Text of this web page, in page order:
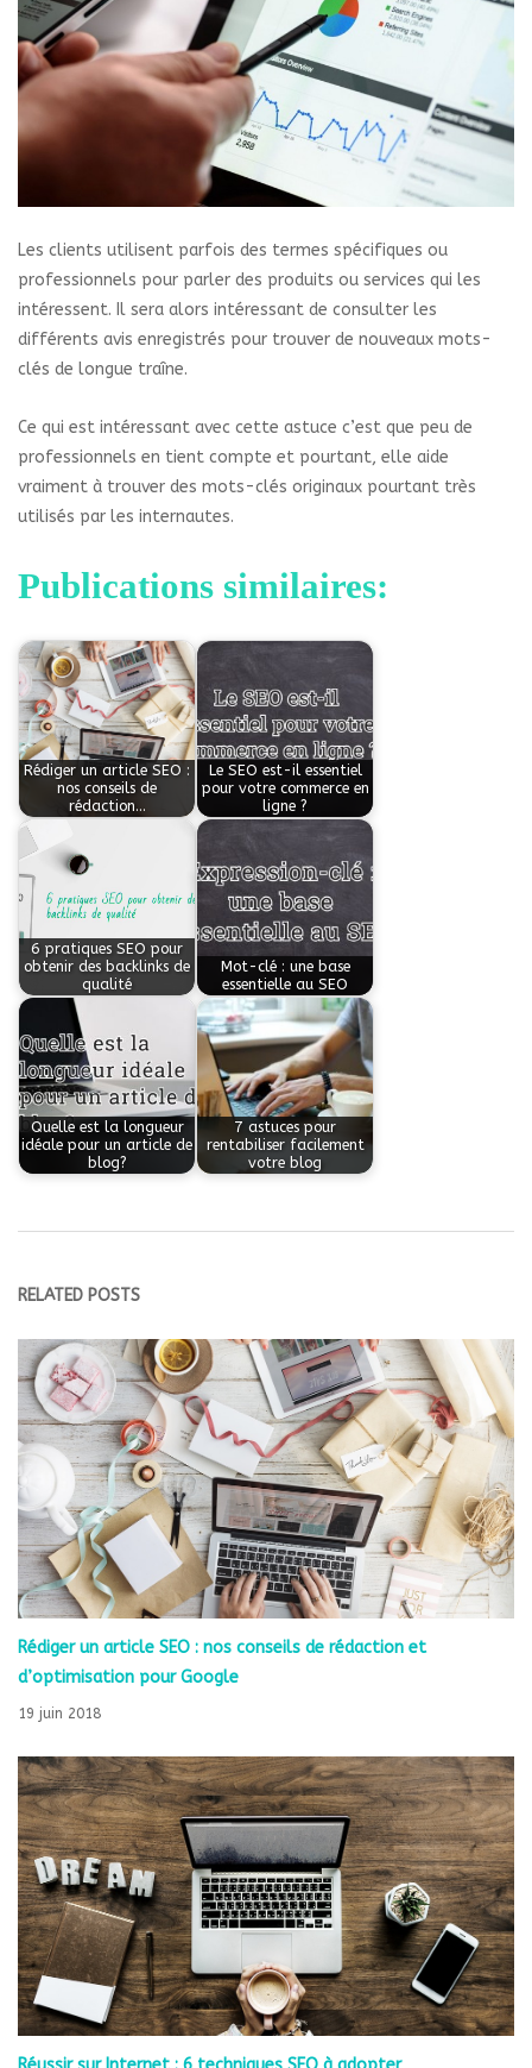
Les clients utilisent parfois des termes spécifiques ou
professionnels pour parler des produits ou services qui les
intéressent. Il sera alors intéressant de consulter les
différents avis enregistrés pour trouver de nouveaux mots-
clés de longue traîne.
Ce qui est intéressant avec cette astuce c’est que peu de
professionnels en tient compte et pourtant, elle aide
vraiment à trouver des mots-clés originaux pourtant très
utilisés par les internautes.
Publications similaires:
Rédiger un article SEO :
nos conseils de
rédaction…
Le SEO est-il essentiel
pour votre commerce en
ligne ?
6 pratiques SEO pour
obtenir des backlinks de
qualité
Mot-clé : une base
essentielle au SEO
Quelle est la longueur
idéale pour un article de
blog?
7 astuces pour
rentabiliser facilement
votre blog
RELATED POSTS
Rédiger un article SEO : nos conseils de rédaction et
d’optimisation pour Google
19 juin 2018